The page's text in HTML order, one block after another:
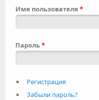
Имя пользователя *
Пароль*
Регистрация
Забыли пароль?